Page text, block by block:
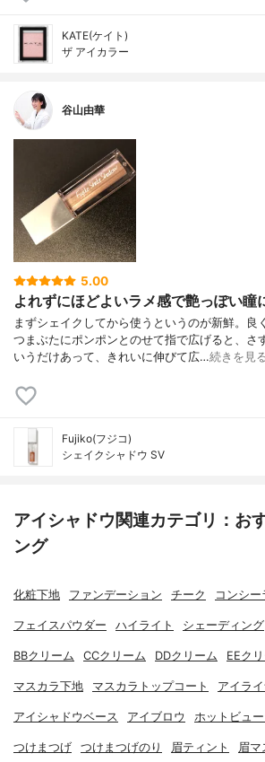
KATE(ケイト)
ザ アイカラー
谷山由華
5.00
よれずにほどよいラメ感で艶っぽい瞳
まずシェイクしてから使うというのが新鮮。良
つまぶたにポンポンとのせて指で広げると、さ
いうだけあって、きれいに伸びて広…続きを見
Fujiko(フジコ)
シェイクシャドウ SV
アイシャドウ関連カテゴリ：お
ング
化粧下地 ファンデーション チーク コンシー
フェイスパウダー ハイライト シェーディング
BBクリーム CCクリーム DDクリーム EEク
マスカラ下地 マスカラトップコート アイラ
アイシャドウベース アイブロウ ホットビュ
つけまつげ つけまつげのり 眉ティント 眉マ